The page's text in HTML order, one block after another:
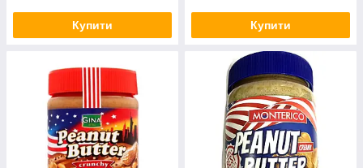
Купити Купити